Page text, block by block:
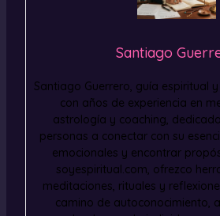
Santiago
Santiago Guerrero, guía espiritual
con años de experiencia en
astrología y coaching,
personas a conectar con su
emocionales y encontrar
soyespiritual.com, ofrezco
meditaciones, rituales y
camino de autoconocimiento,